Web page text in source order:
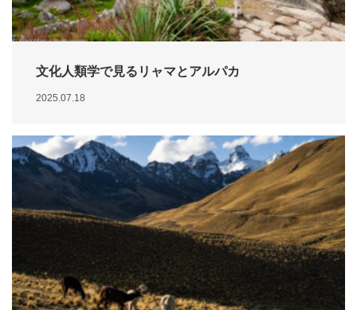
文化人類学で見るリャマとアルパカ
2025.07.18